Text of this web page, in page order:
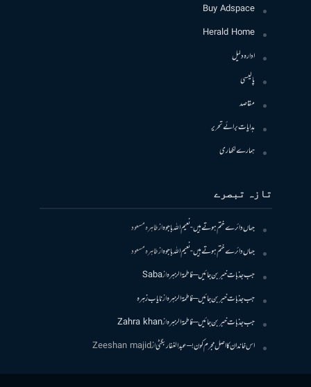
Buy Adspace
Herald Home
ادارہ دلیل
پالیسی
مقاصد
ہدایات برائے تحریر
ہمارے لکھاری
تازہ تبصرے
جہاں دائرے ختم ہوتے ہیں- نعیم اللہ باجوہازطاہرہ مسعود
جہاں دائرے ختم ہوتے ہیں- نعیم اللہ باجوہازطاہرہ مسعود
جب جذبات خبر بن جائیں – فاطمۃالزہرہازSaba
جب جذبات خبر بن جائیں – فاطمۃالزہرہازنایاب زہرہ
جب جذبات خبر بن جائیں – فاطمۃالزہرہازZahra khan
اس خاندان کا اصل مجرم کون! – عبدالغفار بگٹیازZeeshan majid